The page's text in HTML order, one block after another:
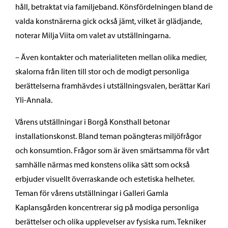
håll, betraktat via familjeband. Könsfördelningen bland de
valda konstnärerna gick också jämt, vilket är glädjande,
noterar Milja Viita om valet av utställningarna.
– Även kontakter och materialiteten mellan olika medier,
skalorna från liten till stor och de modigt personliga
berättelserna framhävdes i utställningsvalen, berättar Kari
Yli-Annala.
Vårens utställningar i Borgå Konsthall betonar
installationskonst. Bland teman poängteras miljöfrågor
och konsumtion. Frågor som är även smärtsamma för vårt
samhälle närmas med konstens olika sätt som också
erbjuder visuellt överraskande och estetiska helheter.
Teman för vårens utställningar i Galleri Gamla
Kaplansgården koncentrerar sig på modiga personliga
berättelser och olika upplevelser av fysiska rum. Tekniker